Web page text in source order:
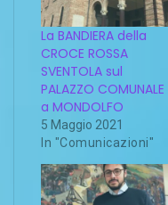
La BANDIERA della
CROCE ROSSA
SVENTOLA sul
PALAZZO COMUNALE
a MONDOLFO
5 Maggio 2021
In "Comunicazioni"